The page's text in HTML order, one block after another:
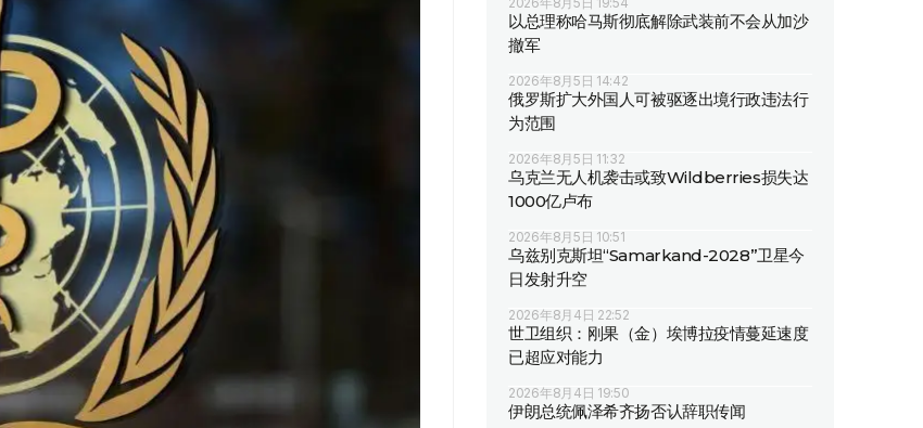
以总理称哈马斯彻底解除武装前不会从加沙
撤军
2026年8月5日 14:42
俄罗斯扩大外国人可被驱逐出境行政违法行
为范围
2026年8月5日 11:32
乌克兰无人机袭击或致Wildberries损失达
1000亿卢布
2026年8月5日 10:51
乌兹别克斯坦“Samarkand-2028”卫星今
日发射升空
2026年8月4日 22:52
世卫组织：刚果（金）埃博拉疫情蔓延速度
已超应对能力
2026年8月4日 19:50
伊朗总统佩泽希齐扬否认辞职传闻